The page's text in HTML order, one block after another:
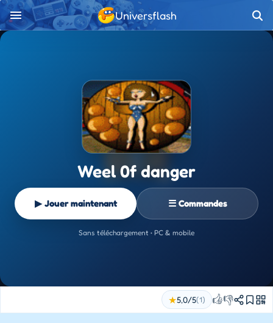
Universflash
Weel 0f danger
▶ Jouer maintenant ☰ Commandes
Sans téléchargement • PC & mobile
★5,0/5(1) 👍👎